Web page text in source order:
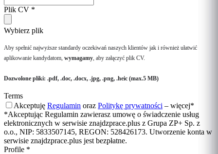
Plik CV *
Wybierz plik
Aby spełnić najwyższe standardy oczekiwań naszych klientów jak i również ułatwić
aplikowanie kandydatom, wymagamy, aby załączyć plik CV.
Dozwolone pliki: .pdf, .doc, .docx, .jpg, .png, .heic (max.5 MB)
Terms
Akceptuję Regulamin oraz Politykę prywatności – więcej*
*Akceptując Regulamin zawierasz umowę o świadczenie usług
elektronicznych w serwisie znajdzprace.plus z Grupa ZP+ Sp. z
o.o., NIP: 5833507145, REGON: 528426173. Utworzenie konta w
serwisie znajdzprace.plus jest bezpłatne.
Profile *